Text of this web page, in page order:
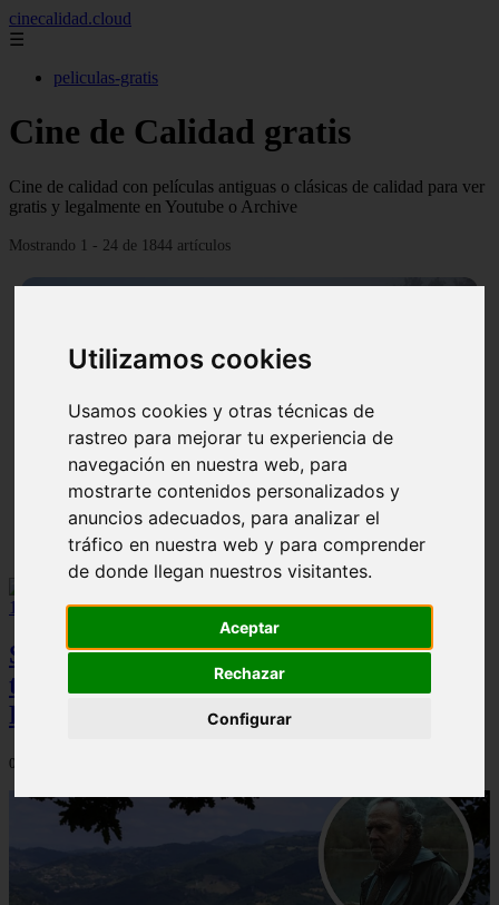
Utilizamos cookies
Usamos cookies y otras técnicas de
rastreo para mejorar tu experiencia de
navegación en nuestra web, para
mostrarte contenidos personalizados y
anuncios adecuados, para analizar el
tráfico en nuestra web y para comprender
de donde llegan nuestros visitantes.
Aceptar
Rechazar
Configurar
cinecalidad.cloud
☰
peliculas-gratis
Cine de Calidad gratis
Cine de calidad con películas antiguas o clásicas de calidad para ver
gratis y legalmente en Youtube o Archive
Mostrando 1 - 24 de 1844 artículos
Solo Las Bestias - Final Explicado
Spider-Man: Brand New Day brilla en
taquilla pero pierde el top 10 del UCM en
Rotten Tomatoes
06/08/2026